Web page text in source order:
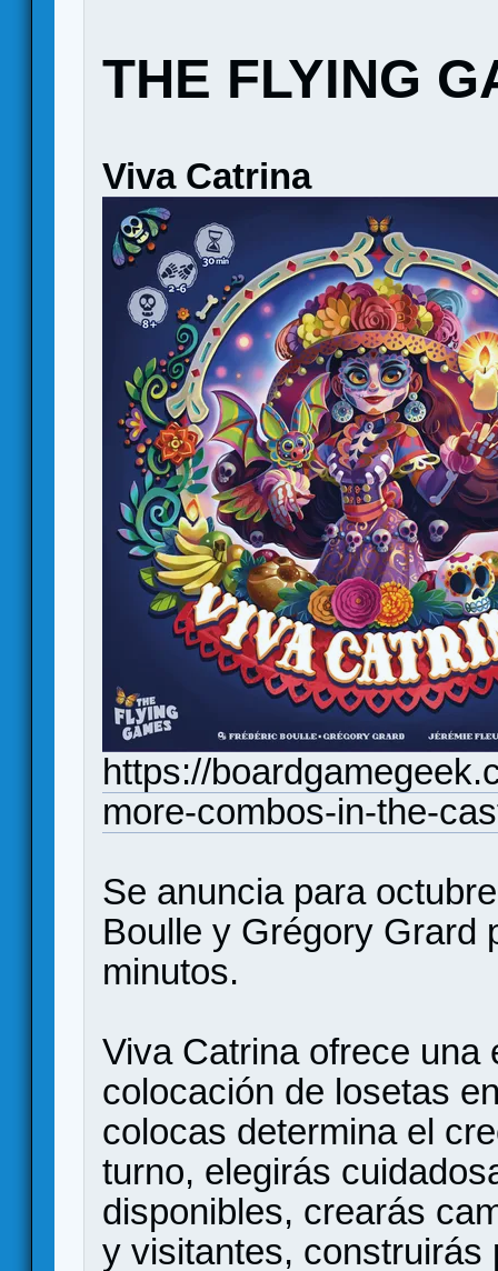
THE FLYING
Viva Catrina
https://
more-combos-in-the-
Se anuncia para
Boulle y Grégory Grard
minutos.
Viva Catrina ofrece una
colocación de losetas
colocas determina el
turno, elegirás
disponibles, crearás
y visitantes, construirás